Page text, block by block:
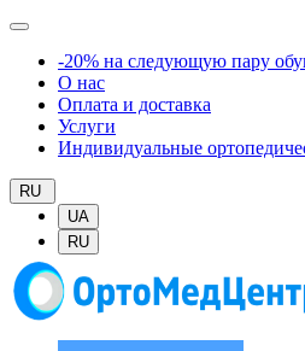
-20% на следующую пару
О нас
Оплата и доставка
Услуги
Индивидуальные
RU
UA
RU